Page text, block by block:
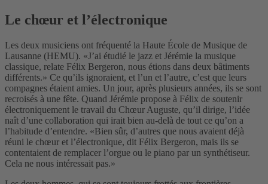
Le chœur et l’électronique
Les deux musiciens ont fréquenté la Haute École de Musique de
Lausanne (HEMU). «J’ai étudié le jazz et Jérémie la musique
classique, relate Félix Bergeron, nous étions dans deux bâtiments
différents.» Ce qu’ils ignoraient, et l’un et l’autre, c’est que leurs
compagnes étaient amies. Un jour, après plusieurs années, ils se sont
recroisés à une fête. Quand Jérémie propose à Félix de soutenir
électroniquement le travail du Chœur Auguste, qu’il dirige, l’idée
naît d’une collaboration qui irait bien au-delà de tout ce qu’on a
l’habitude d’entendre. «Bien sûr, d’autres que nous avaient déjà
réuni le chœur et l’électronique, dit Félix Bergeron, mais ils se
contentaient de remplacer l’orgue ou le piano par un synthétiseur.
Cela ne nous intéressait pas.»